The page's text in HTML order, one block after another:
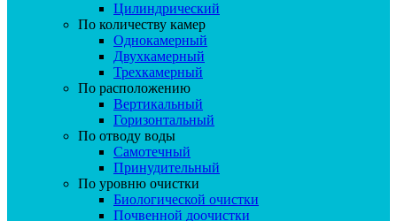
Цилиндрический
По количеству камер
Однокамерный
Двухкамерный
Трехкамерный
По расположению
Вертикальный
Горизонтальный
По отводу воды
Самотечный
Принудительный
По уровню очистки
Биологической очистки
Почвенной доочистки